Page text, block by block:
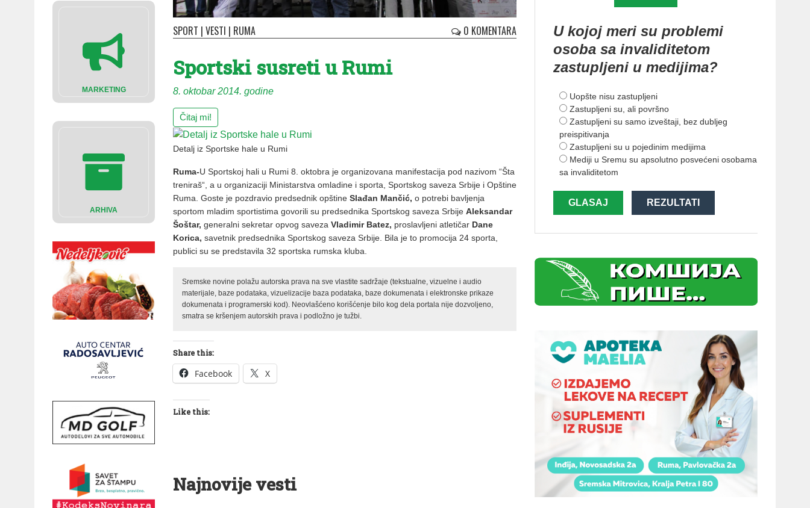
MARKETING
ARHIVA
SPORT | VESTI | RUMA 0 KOMENTARA
Sportski susreti u Rumi
8. oktobar 2014. godine
Čitaj mi!
Detalj iz Sportske hale u Rumi
Ruma-U Sportskoj hali u Rumi 8. oktobra je organizovana manifestacija pod nazivom “Šta
treniraš“, a u organizaciji Ministarstva omladine i sporta, Sportskog saveza Srbije i Opštine
Ruma. Goste je pozdravio predsednik opštine Slađan Mančić, o potrebi bavljenja
sportom mladim sportistima govorili su predsednika Sportskog saveza Srbije Aleksandar
Šoštar, generalni sekretar opvog saveza Vladimir Batez, proslavljeni atletičar Dane
Korica, savetnik predsednika Sportskog saveza Srbije. Bila je to promocija 24 sporta,
publici su se predstavila 32 sportska rumska kluba.
Sremske novine polažu autorska prava na sve vlastite sadržaje (tekstualne, vizuelne i audio
materijale, baze podataka, vizuelizacije baza podataka, baze dokumenata i elektronske prikaze
dokumenata i programerski kod). Neovlašćeno korišćenje bilo kog dela portala nije dozvoljeno,
smatra se kršenjem autorskih prava i podložno je tužbi.
Share this:
Facebook X
Like this:
Najnovije vesti
U kojoj meri su problemi
osoba sa invaliditetom
zastupljeni u medijima?
Uopšte nisu zastupljeni
Zastupljeni su, ali površno
Zastupljeni su samo izveštaji, bez dubljeg
preispitivanja
Zastupljeni su u pojedinim medijima
Mediji u Sremu su apsolutno posvećeni osobama
sa invaliditetom
GLASAJ REZULTATI